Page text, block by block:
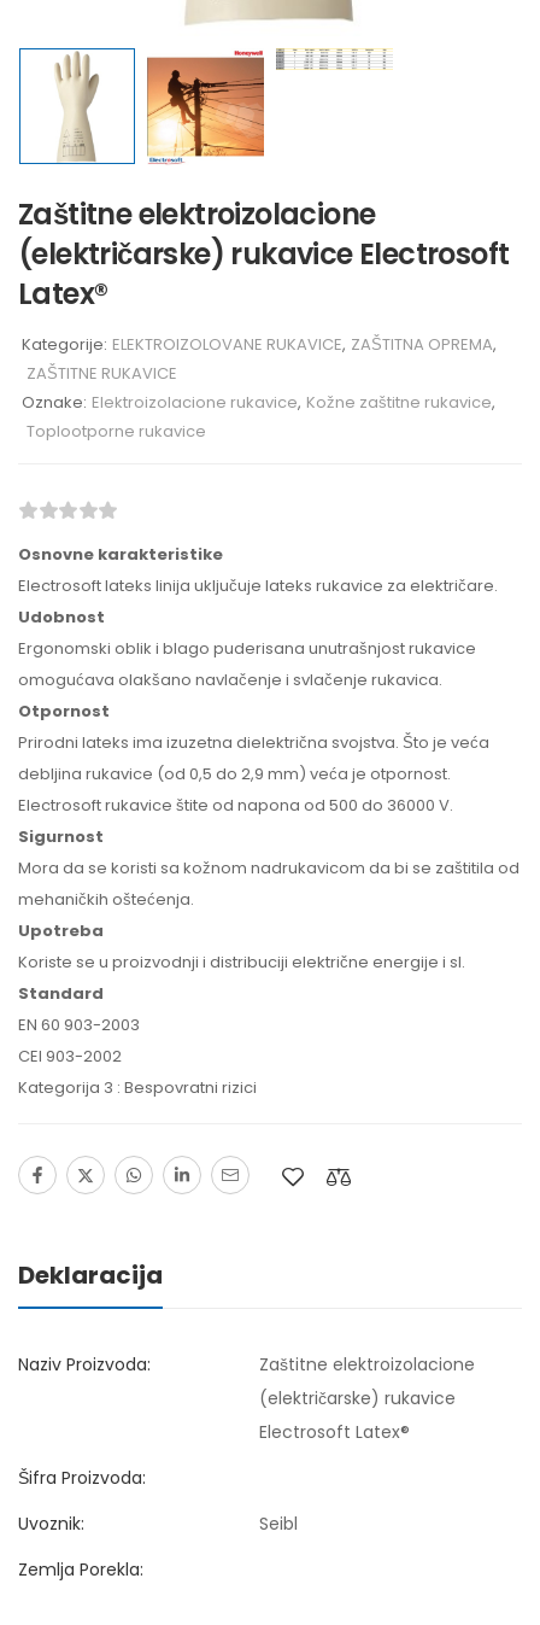
Zaštitne elektroizolacione
(električarske) rukavice Electrosoft
Latex®
Kategorije: ELEKTROIZOLOVANE RUKAVICE, ZAŠTITNA OPREMA,
ZAŠTITNE RUKAVICE
Oznake: Elektroizolacione rukavice, Kožne zaštitne rukavice,
Toplootporne rukavice
Osnovne karakteristike
Electrosoft lateks linija uključuje lateks rukavice za električare.
Udobnost
Ergonomski oblik i blago puderisana unutrašnjost rukavice
omogućava olakšano navlačenje i svlačenje rukavica.
Otpornost
Prirodni lateks ima izuzetna dielektrična svojstva. Što je veća
debljina rukavice (od 0,5 do 2,9 mm) veća je otpornost.
Electrosoft rukavice štite od napona od 500 do 36000 V.
Sigurnost
Mora da se koristi sa kožnom nadrukavicom da bi se zaštitila od
mehaničkih oštećenja.
Upotreba
Koriste se u proizvodnji i distribuciji električne energije i sl.
Standard
EN 60 903-2003
CEI 903-2002
Kategorija 3 : Bespovratni rizici
Deklaracija
Naziv Proizvoda:
Zaštitne elektroizolacione
(električarske) rukavice
Electrosoft Latex®
Šifra Proizvoda:
Uvoznik:
Seibl
Zemlja Porekla: